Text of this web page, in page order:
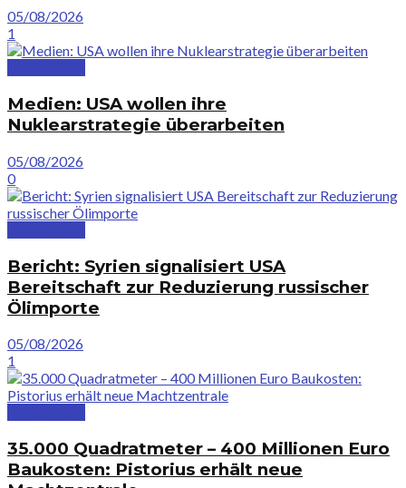
05/08/2026
1
Medien: USA wollen ihre
Nuklearstrategie überarbeiten
05/08/2026
0
Bericht: Syrien signalisiert USA
Bereitschaft zur Reduzierung russischer
Ölimporte
05/08/2026
1
35.000 Quadratmeter – 400 Millionen Euro
Baukosten: Pistorius erhält neue